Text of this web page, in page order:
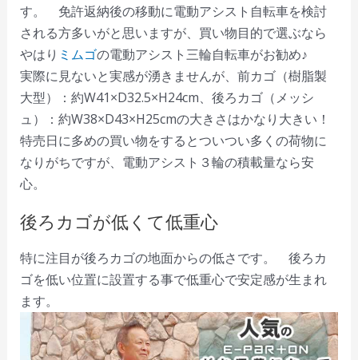
す。 免許返納後の移動に電動アシスト自転車を検討
される方多いがと思いますが、買い物目的で選ぶなら
やはり ミムゴの電動アシスト三輪自転車がお勧め♪
実際に見ないと実感が湧きませんが、前カゴ（樹脂製
大型）：約W41×D32.5×H24cm、後ろカゴ（メッシ
ュ）：約W38×D43×H25cmの大きさはかなり大きい！
特売日に多めの買い物をするとついつい多くの荷物に
なりがちですが、電動アシスト３輪の積載量なら安
心。
後ろカゴが低くて低重心
特に注目が後ろカゴの地面からの低さです。 後ろカ
ゴを低い位置に設置する事で低重心で安定感が生まれ
ます。